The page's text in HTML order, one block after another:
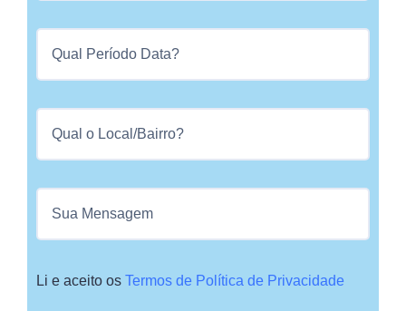
Li e aceito os Termos de Política de Privacidade